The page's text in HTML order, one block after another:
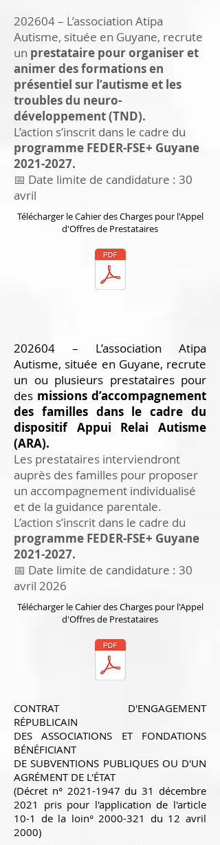
202604 – L’association Atipa
Autisme, située en Guyane, recrute
un prestataire pour organiser et
animer des formations en
présentiel sur l’autisme et les
troubles du neuro-
développement (TND).
L’action s’inscrit dans le cadre du
programme FEDER-FSE+ Guyane
2021-2027.
📅 Date limite de candidature : 30
avril
Télécharger le Cahier des Charges pour l'Appel
d'Offres de Prestataires
202604 – L’association Atipa
Autisme, située en Guyane, recrute
un ou plusieurs prestataires pour
des missions d’accompagnement
des familles dans le cadre du
dispositif Appui Relai Autisme
(ARA).
Les prestataires interviendront
auprès des familles pour proposer
un accompagnement individualisé
et de la guidance parentale.
L’action s’inscrit dans le cadre du
programme FEDER-FSE+ Guyane
2021-2027.
📅 Date limite de candidature : 30
avril 2026
Télécharger le Cahier des Charges pour l'Appel
d'Offres de Prestataires
CONTRAT D'ENGAGEMENT
RÉPUBLICAIN
DES ASSOCIATIONS ET FONDATIONS
BÉNÉFICIANT
DE SUBVENTIONS PUBLIQUES OU D'UN
AGRÉMENT DE L'ÉTAT
(Décret n° 2021-1947 du 31 décembre
2021 pris pour l'application de l'article
10-1 de la loin° 2000-321 du 12 avril
2000)